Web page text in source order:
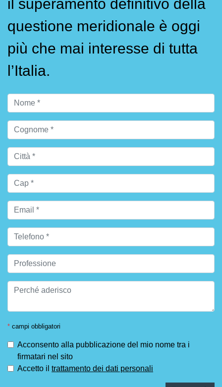
il superamento definitivo della
questione meridionale è oggi
più che mai interesse di tutta
l’Italia.
* campi obbligatori
Acconsento alla pubblicazione del mio nome tra i
firmatari nel sito
Accetto il trattamento dei dati personali